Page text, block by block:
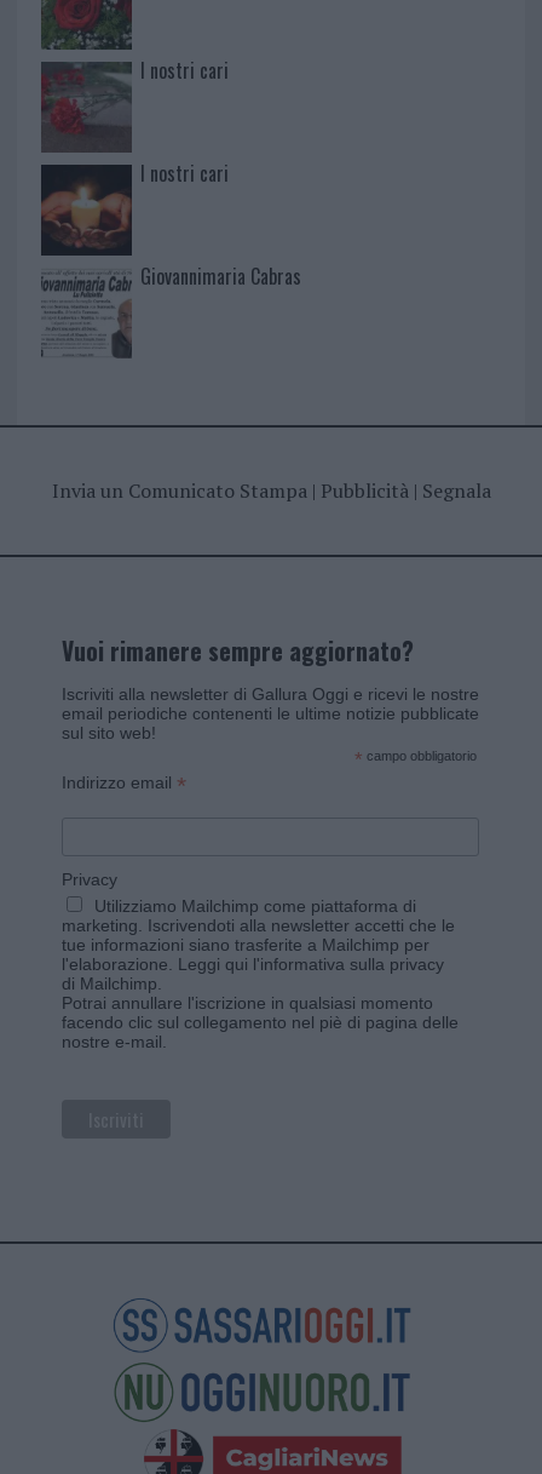
I nostri cari
I nostri cari
Giovannimaria Cabras
Invia un Comunicato Stampa| Pubblicità| Segnala
Vuoi rimanere sempre aggiornato?
Iscriviti alla newsletter di Gallura Oggi e ricevi le nostre
email periodiche contenenti le ultime notizie pubblicate
sul sito web!
* campo obbligatorio
Indirizzo email *
Privacy
Utilizziamo Mailchimp come piattaforma di
marketing. Iscrivendoti alla newsletter accetti che le
tue informazioni siano trasferite a Mailchimp per
l'elaborazione. Leggi qui l'informativa sulla privacy
di Mailchimp
Potrai annullare l'iscrizione in qualsiasi momento
facendo clic sul collegamento nel piè di pagina delle
nostre e-mail.